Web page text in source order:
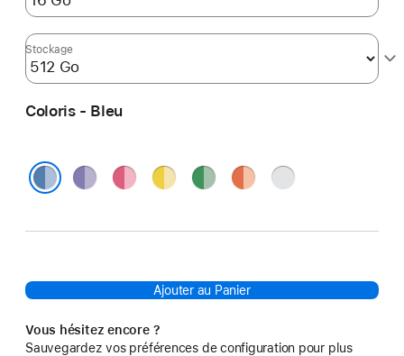
Stockage
Coloris - Bleu
Violet Rose JauneVert OrangeArgent
Ajouter au Panier
Vous hésitez encore ?
Sauvegardez vos préférences de configuration pour plus